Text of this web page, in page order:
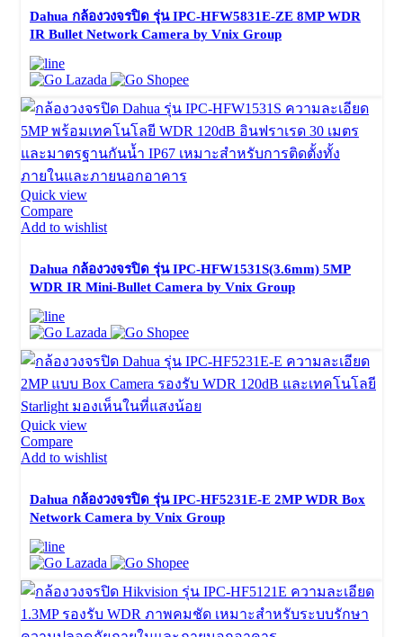
Dahua กล้องวงจรปิด รุ่น IPC-HFW5831E-ZE 8MP WDR
IR Bullet Network Camera by Vnix Group
Quick view
Compare
Add to wishlist
Dahua กล้องวงจรปิด รุ่น IPC-HFW1531S(3.6mm) 5MP
WDR IR Mini-Bullet Camera by Vnix Group
Quick view
Compare
Add to wishlist
Dahua กล้องวงจรปิด รุ่น IPC-HF5231E-E 2MP WDR Box
Network Camera by Vnix Group